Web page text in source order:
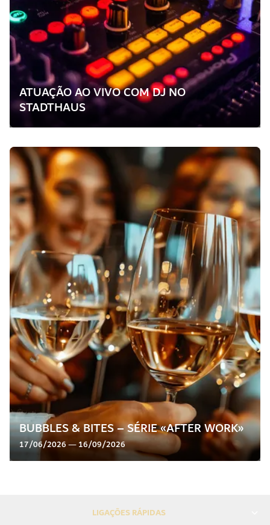
ATUAÇÃO AO VIVO COM DJ NO
STADTHAUS
BUBBLES & BITES – SÉRIE «AFTER WORK»
17/06/2026 — 16/09/2026
LIGAÇÕES RÁPIDAS